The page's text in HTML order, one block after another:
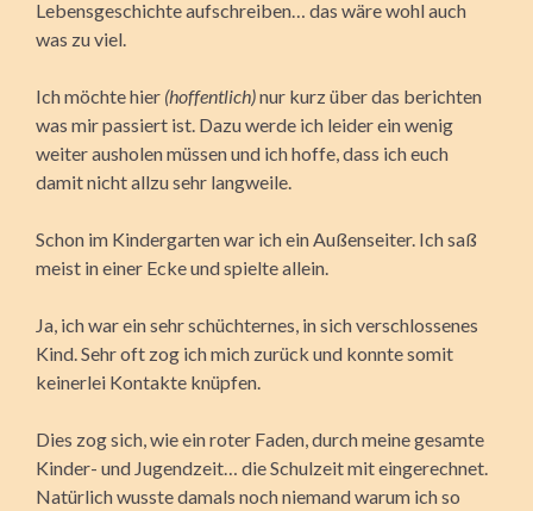
Lebensgeschichte aufschreiben… das wäre wohl auch
was zu viel.
Ich möchte hier (hoffentlich)nur kurz über das berichten
was mir passiert ist. Dazu werde ich leider ein wenig
weiter ausholen müssen und ich hoffe, dass ich euch
damit nicht allzu sehr langweile.
Schon im Kindergarten war ich ein Außenseiter. Ich saß
meist in einer Ecke und spielte allein.
Ja, ich war ein sehr schüchternes, in sich verschlossenes
Kind. Sehr oft zog ich mich zurück und konnte somit
keinerlei Kontakte knüpfen.
Dies zog sich, wie ein roter Faden, durch meine gesamte
Kinder- und Jugendzeit… die Schulzeit mit eingerechnet.
Natürlich wusste damals noch niemand warum ich so